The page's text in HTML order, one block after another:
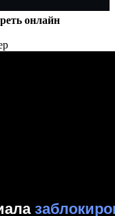
онлайн